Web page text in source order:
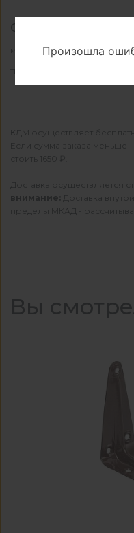
Свойства и
материал
тип
КДМ осуществляет
Если сумма заказа меньше
стоить 1650 ₽.
Доставка осуществляется
внимание:
Доставка
пределы МКАД -
Вы
Произошла